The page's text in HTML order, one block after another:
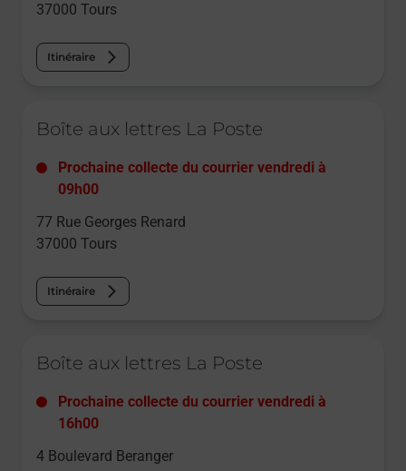
37000 Tours
Itinéraire
Boîte aux lettres La Poste
Prochaine collecte du courrier vendredi à
09h00
77 Rue Georges Renard
37000 Tours
Itinéraire
Boîte aux lettres La Poste
Prochaine collecte du courrier vendredi à
16h00
4 Boulevard Beranger